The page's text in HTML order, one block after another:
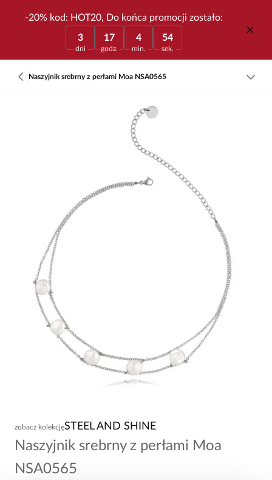
-20% kod: HOT20, Do końca promocji zostało:
3
dni
17
godz.
4
min.
54
sek.
Naszyjnik srebrny z perłami Moa NSA0565
zobacz kolekcjęSTEEL AND SHINE
Naszyjnik srebrny z perłami Moa
NSA0565